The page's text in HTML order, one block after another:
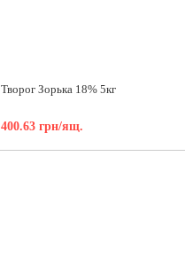
Творог Зорька 18% 5кг
400.63 грн/ящ.